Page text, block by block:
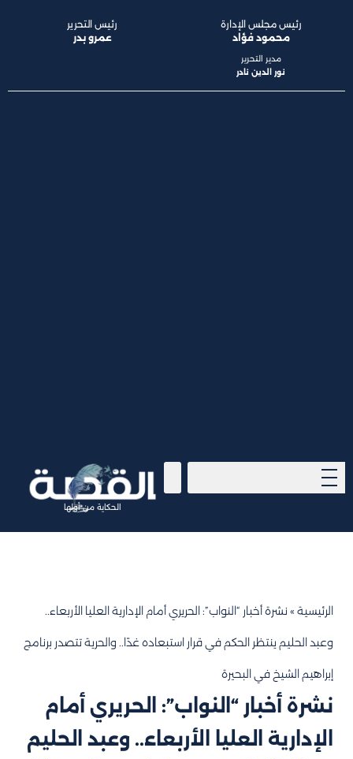
الحكاية من أولها
رئيس مجلس الإدارة
محمود فؤاد
مدير التحرير
نور الدين نادر
رئيس التحرير
عمرو بدر
الرئيسية » نشرة أخبار “النواب”: الحريري أمام الإدارية العليا الأربعاء..
وعبد الحليم ينتظر الحكم في قرار استبعاده غدًا.. والحرية تتصدر برنامج
إبراهيم الشيخ في البحيرة
نشرة أخبار “النواب”: الحريري أمام
الإدارية العليا الأربعاء.. وعبد الحليم